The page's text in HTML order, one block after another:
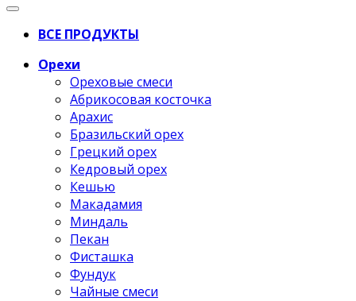
ВСЕ ПРОДУКТЫ
Орехи
Ореховые смеси
Абрикосовая косточка
Арахис
Бразильский орех
Грецкий орех
Кедровый орех
Кешью
Макадамия
Миндаль
Пекан
Фисташка
Фундук
Чайные смеси